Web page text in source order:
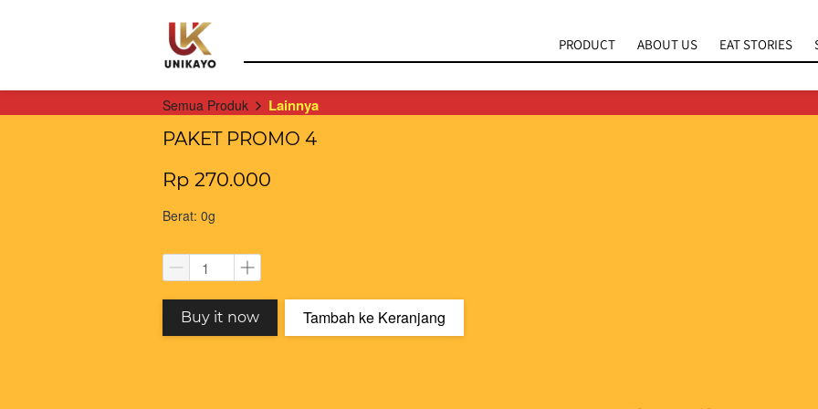
PRODUCT ABOUT US EAT STORIES
Semua Produk Lainnya
PAKET PROMO 4
Rp 270.000
Berat: 0g
`Buy it now `
Tambah ke Keranjang